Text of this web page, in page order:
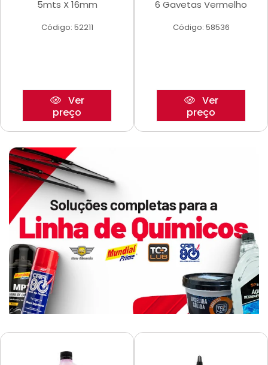
5mts X 16mm
Código: 52211
Ver
preço
6 Gavetas Vermelho
Código: 58536
Ver
preço